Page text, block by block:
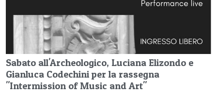
Sabato all'Archeologico, Luciana Elizondo e
Gianluca Codechini per la rassegna
"Intermission of Music and Art"